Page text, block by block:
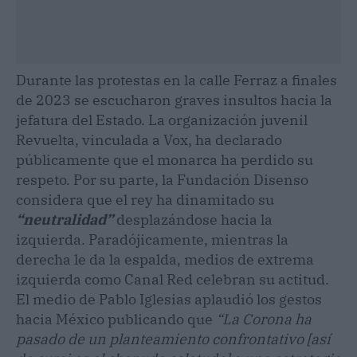
Durante las protestas en la calle Ferraz a finales
de 2023 se escucharon graves insultos hacia la
jefatura del Estado. La organización juvenil
Revuelta, vinculada a Vox, ha declarado
públicamente que el monarca ha perdido su
respeto. Por su parte, la Fundación Disenso
considera que el rey ha dinamitado su
“neutralidad”desplazándose hacia la
izquierda. Paradójicamente, mientras la
derecha le da la espalda, medios de extrema
izquierda como Canal Red celebran su actitud.
El medio de Pablo Iglesias aplaudió los gestos
hacia México publicando que “La Corona ha
pasado de un planteamiento confrontativo [así